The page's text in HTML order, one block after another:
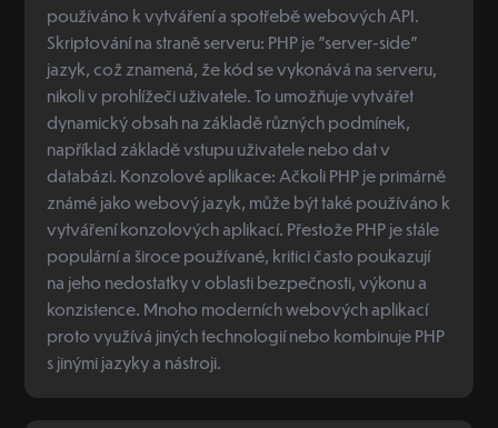
používáno k vytváření a spotřebě webových API.
Skriptování na straně serveru: PHP je "server-side"
jazyk, což znamená, že kód se vykonává na serveru,
nikoli v prohlížeči uživatele. To umožňuje vytvářet
dynamický obsah na základě různých podmínek,
například základě vstupu uživatele nebo dat v
databázi. Konzolové aplikace: Ačkoli PHP je primárně
známé jako webový jazyk, může být také používáno k
vytváření konzolových aplikací. Přestože PHP je stále
populární a široce používané, kritici často poukazují
na jeho nedostatky v oblasti bezpečnosti, výkonu a
konzistence. Mnoho moderních webových aplikací
proto využívá jiných technologií nebo kombinuje PHP
s jinými jazyky a nástroji.